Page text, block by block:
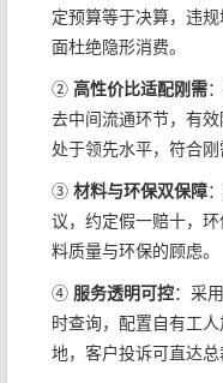
定预算等于决算，违
面杜绝隐形消费。
② 高性价比适配刚需
去中间流通环节，有
处于领先水平，符合刚
③ 材料与环保双保障
议，约定假一赔十，
料质量与环保的顾虑。
④ 服务透明可控：采
时查询，配置自有工
地，客户投诉可直达总